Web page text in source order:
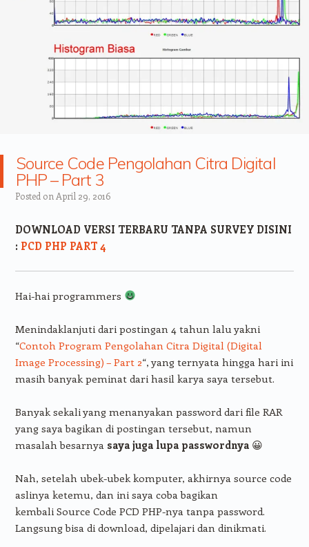
Source Code Pengolahan Citra Digital
PHP – Part 3
Posted on April 29, 2016
DOWNLOAD VERSI TERBARU TANPA SURVEY DISINI
: PCD PHP PART 4
Hai-hai programmers
Menindaklanjuti dari postingan 4 tahun lalu yakni
“Contoh Program Pengolahan Citra Digital (Digital
Image Processing) – Part 2“, yang ternyata hingga hari ini
masih banyak peminat dari hasil karya saya tersebut.
Banyak sekali yang menanyakan password dari file RAR
yang saya bagikan di postingan tersebut, namun
masalah besarnya saya juga lupa passwordnya😀
Nah, setelah ubek-ubek komputer, akhirnya source code
aslinya ketemu, dan ini saya coba bagikan
kembali Source Code PCD PHP-nya tanpa password.
Langsung bisa di download, dipelajari dan dinikmati.